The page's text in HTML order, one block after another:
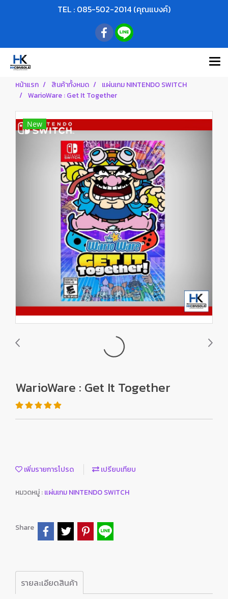
TEL : 085-502-2014 (คุณแบงค์)
หน้าแรก สินค้าทั้งหมด
แผ่นเกม NINTENDO SWITCH
WarioWare : Get It Together
New
WarioWare : Get It Together
เพิ่มรายการโปรด เปรียบเทียบ
หมวดหมู่ :แผ่นเกม NINTENDO SWITCH
Share
รายละเอียดสินค้า